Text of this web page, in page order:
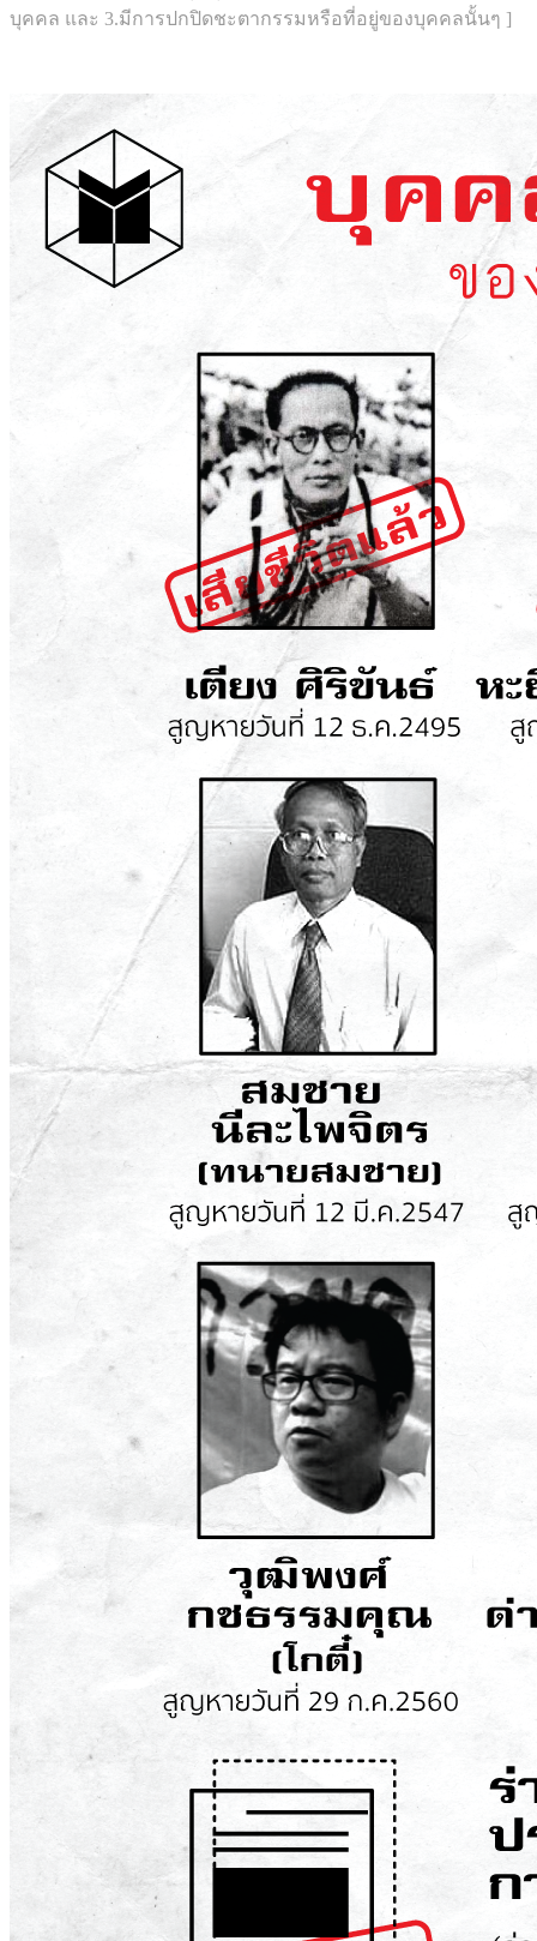
บุคคล และ 3.มีการปกปิดชะตากรรมหรือที่อยู่ของบุคคลนั้นๆ ]